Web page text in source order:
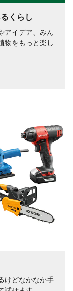
くらし
アイデア、みん
物をもっと楽し
けどなかなか手